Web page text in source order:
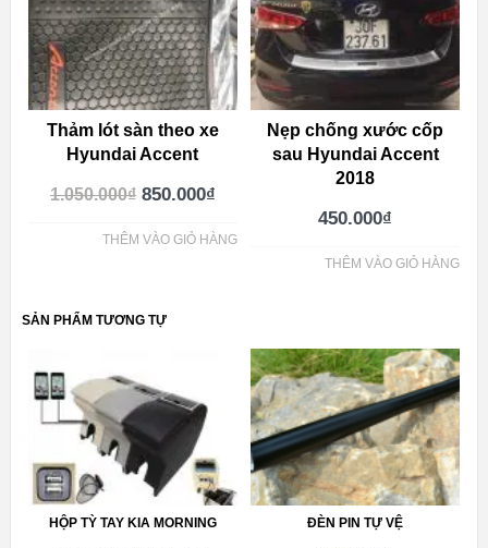
Thảm lót sàn theo xe
Hyundai Accent
1.050.000₫ 850.000₫
THÊM VÀO GIỎ HÀNG
Nẹp chống xước cốp
sau Hyundai Accent
2018
450.000₫
THÊM VÀO GIỎ HÀNG
SẢN PHẨM TƯƠNG TỰ
HỘP TỲ TAY KIA MORNING ĐÈN PIN TỰ VỆ